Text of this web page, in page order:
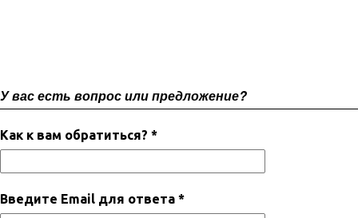
У вас есть вопрос или предложение?
Как к вам обратиться? *
Введите Email для ответа *